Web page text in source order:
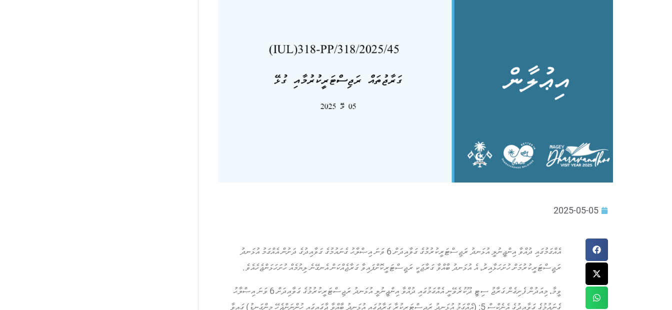
2025-05-05
އެއްގަމުގައި ދުއްވާ އިންޖީނުލީ އުޅަނދު ރަޖިސްޓަރީކުރުމުގެ ގަވާއިދަށް 6 ވަނަ އިޞްލާޙު ގެނައުމުގެ ގަވާއިދުގެ ދަށުން އެއްގަމު އުޅަނދު
ރަޖިސްޓަރީކުރުމަށް ހުށަހަޅާއިރު، އެ އުޅަނދު ބާއްވާ ގަރާޖަކީ ރަޖިސްޓަރީކޮށްފައިވާ ގަރާޖެއްކަން އެނގޭނެ ލިޔުމެއް ހުށަހަޅަންޖެހެއެވެ.
ވީމާ، މިއަދުން ފެށިގެން ގަރާޖު ސިޓީ ދޫކުރެވޭނީ އެއްގަމުގައި ދުއްވާ އިންޖީނުލީ އުޅަނދު ރަޖިސްޓަރީކުރުމުގެ ގަވާއިދަށް 6 ވަނަ އިޞްލާޙު
ގެނައުމުގެ ގަވާއިދުގެ އެނެކްސް 5: (އެއްގަމު އުޅަނދު ރަޖިސްޓަރީކުރާ ގަރާޖުގައި އުޅަނދު ބާއްވާ ޖާގައިގައި ހުންނަންޖެހޭ މިންގަނޑު) ގައިވާ